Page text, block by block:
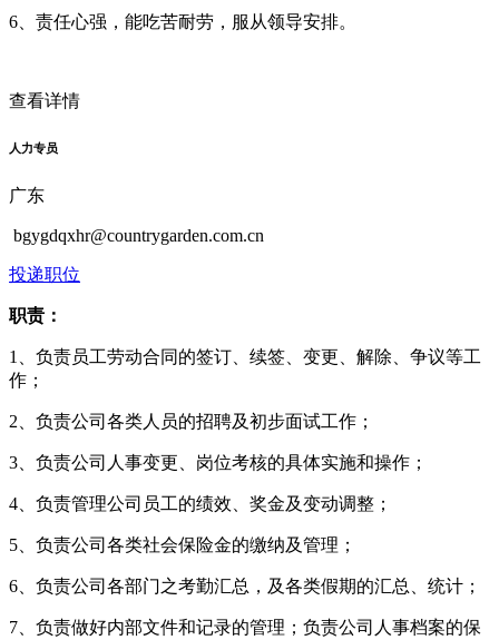
6、责任心强，能吃苦耐劳，服从领导安排。
查看详情
人力专员
广东
bgygdqxhr@countrygarden.com.cn
投递职位
职责：
1、负责员工劳动合同的签订、续签、变更、解除、争议等工
作；
2、负责公司各类人员的招聘及初步面试工作；
3、负责公司人事变更、岗位考核的具体实施和操作；
4、负责管理公司员工的绩效、奖金及变动调整；
5、负责公司各类社会保险金的缴纳及管理；
6、负责公司各部门之考勤汇总，及各类假期的汇总、统计；
7、负责做好内部文件和记录的管理；负责公司人事档案的保